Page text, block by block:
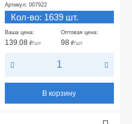
Артикул: 007922
Кол-во: 1639 шт.
Ваша цена:
139.08 ₽/шт
Оптовая цена:
98 ₽/шт
В корзину